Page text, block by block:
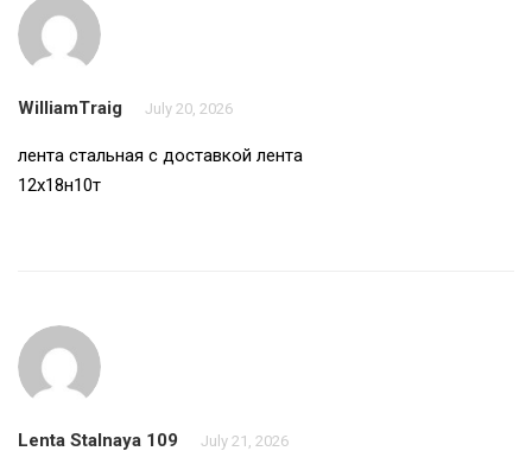
WilliamTraig July 20, 2026
лента стальная с доставкой лента
12х18н10т
Lenta Stalnaya 109 July 21, 2026